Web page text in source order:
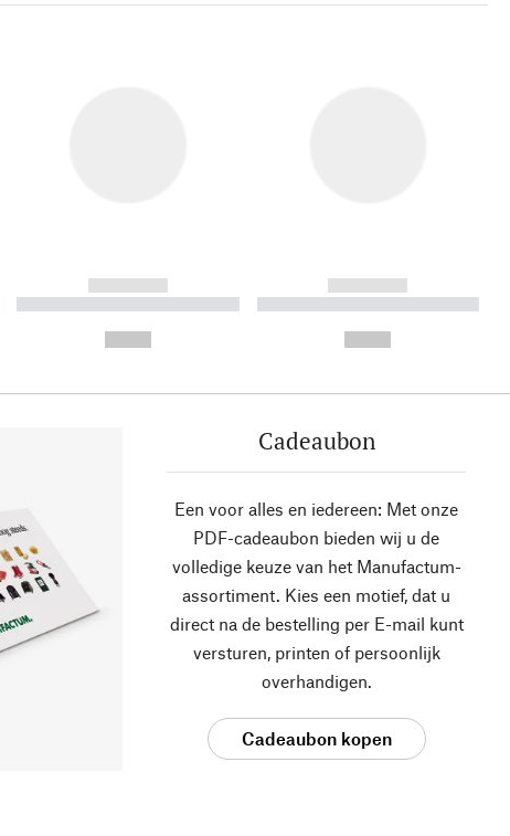
------------
----------- ----------- ----------
------------
----------- ----------- ----------
Cadeaubon
Een voor alles en iedereen: Met onze
PDF-cadeaubon bieden wij u de
volledige keuze van het Manufactum-
assortiment. Kies een motief, dat u
direct na de bestelling per E-mail kunt
versturen, printen of persoonlijk
overhandigen.
Cadeaubon kopen